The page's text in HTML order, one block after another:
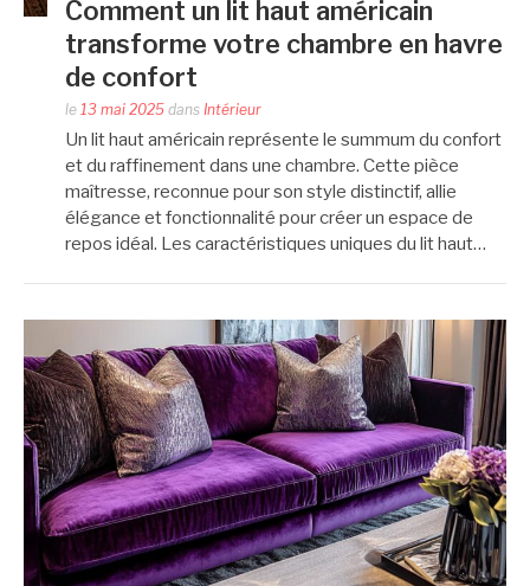
Comment un lit haut américain
transforme votre chambre en havre
de confort
le 13 mai 2025 dans Intérieur
Un lit haut américain représente le summum du confort
et du raffinement dans une chambre. Cette pièce
maîtresse, reconnue pour son style distinctif, allie
élégance et fonctionnalité pour créer un espace de
repos idéal. Les caractéristiques uniques du lit haut…